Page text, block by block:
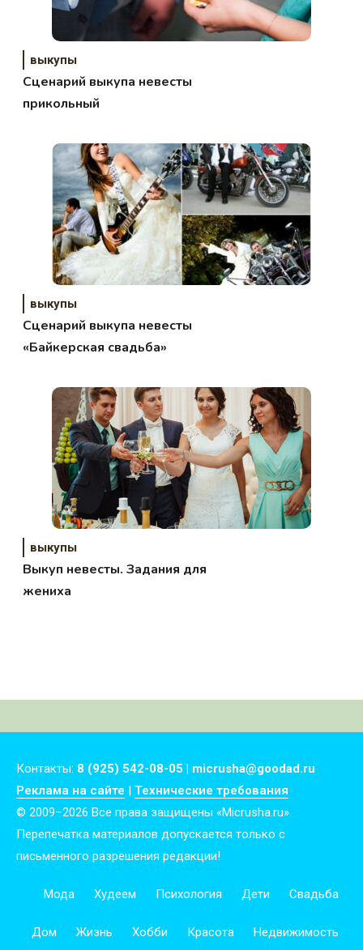
выкупы
Сценарий выкупа невесты
прикольный
выкупы
Сценарий выкупа невесты
«Байкерская свадьба»
выкупы
Выкуп невесты. Задания для
жениха
Контакты: 8 (925) 542-08-05 | micrusha@goodad.ru
Реклама на сайте
Технические требования
© 2009–2026 Все права защищены «Micrusha.ru»
Перепечатка материалов допускается только с
письменного разрешения редакции!
Мода Худеем Психология Дети Свадьба
Дом Жизнь Хобби Красота Недвижимость